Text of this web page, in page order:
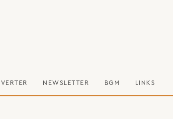
NEWSLETTER BGM LINKS